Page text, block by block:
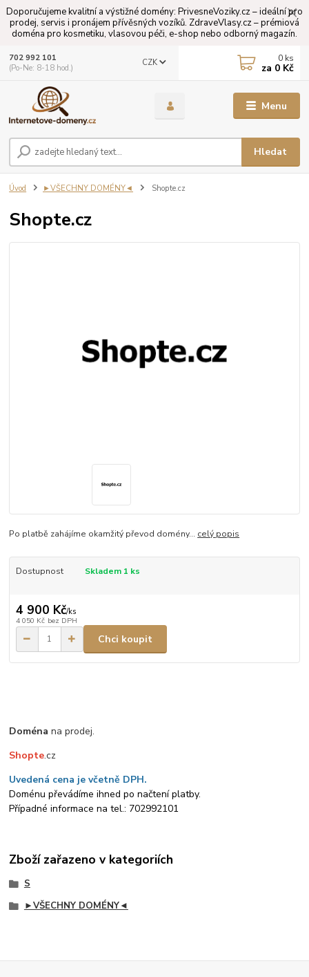
Doporučujeme kvalitní a výstižné domény: PrivesneVoziky.cz – ideální pro
prodej, servis i pronájem přívěsných vozíků. ZdraveVlasy.cz – prémiová
doména pro kosmetiku, vlasovou péči, e-shop nebo odborný magazín.
Menu
CZK
Hledat
702 992 101
(Po-Ne: 8-18 hod.)
0 ks
za 0 Kč
Úvod ►VŠECHNY DOMÉNY◄ Shopte.cz
Shopte.cz
Po platbě zahájíme okamžitý převod domény... celý popis
Dostupnost Skladem 1 ks
4 900 Kč/ks
4 050 Kč bez DPH
Chci koupit
Doména na prodej.
Shopte.cz
Uvedená cena je včetně DPH.
Doménu převádíme ihned po načtení platby.
Případné informace na tel.: 702992101
Zboží zařazeno v kategoriích
S
►VŠECHNY DOMÉNY◄